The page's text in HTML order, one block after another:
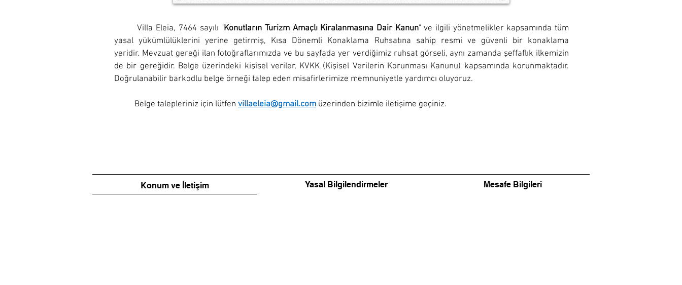
Villa Eleia, 7464 sayılı "Konutların Turizm Amaçlı Kiralanmasına Dair Kanun" ve ilgili yönetmelikler kapsamında tüm
yasal yükümlülüklerini yerine getirmiş, Kısa Dönemli Konaklama Ruhsatına sahip resmi ve güvenli bir konaklama
yeridir. Mevzuat gereği ilan fotoğraflarımızda ve bu sayfada yer verdiğimiz ruhsat görseli, aynı zamanda şeffaflık ilkemizin
de bir gereğidir. Belge üzerindeki kişisel veriler, KVKK (Kişisel Verilerin Korunması Kanunu) kapsamında korunmaktadır.
Doğrulanabilir barkodlu belge örneği talep eden misafirlerimize memnuniyetle yardımcı oluyoruz.
Belge talepleriniz için lütfen villaeleia@gmail.com üzerinden bizimle iletişime geçiniz.
Konum ve İletişim Yasal Bilgilendirmeler Mesafe Bilgileri